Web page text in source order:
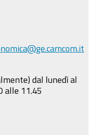
dal lunedì al
alle 11.45